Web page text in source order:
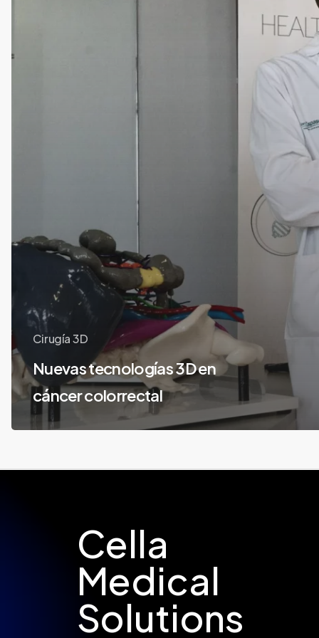
Cirugía 3D
Nuevas tecnologías 3D en
cáncer colorrectal
Cella
Medical
Solutions